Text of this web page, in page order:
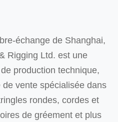
échange de Shanghai,
Rigging Ltd. est une
production technique,
de vente spécialisée dans
rondes, cordes et
de gréement et plus